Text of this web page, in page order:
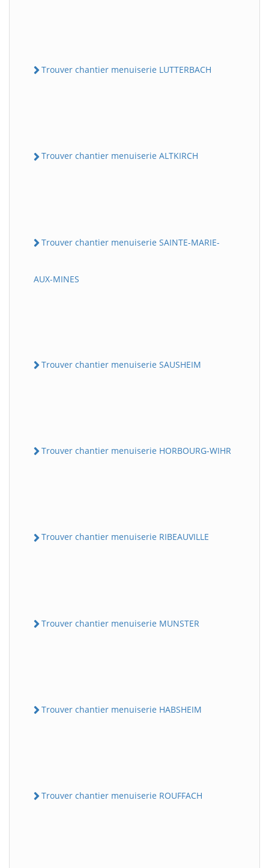
Trouver chantier menuiserie LUTTERBACH
Trouver chantier menuiserie ALTKIRCH
Trouver chantier menuiserie SAINTE-MARIE-
AUX-MINES
Trouver chantier menuiserie SAUSHEIM
Trouver chantier menuiserie HORBOURG-WIHR
Trouver chantier menuiserie RIBEAUVILLE
Trouver chantier menuiserie MUNSTER
Trouver chantier menuiserie HABSHEIM
Trouver chantier menuiserie ROUFFACH